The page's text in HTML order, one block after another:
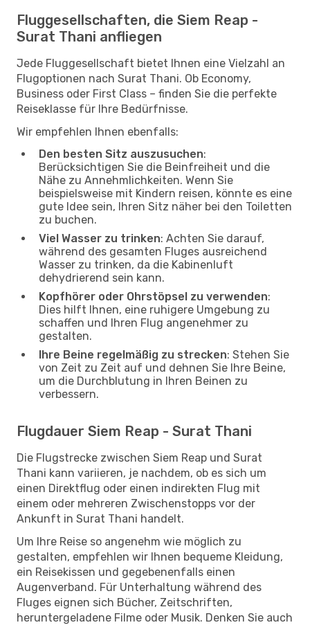
Fluggesellschaften, die Siem Reap -
Surat Thani anfliegen
Jede Fluggesellschaft bietet Ihnen eine Vielzahl an
Flugoptionen nach Surat Thani. Ob Economy,
Business oder First Class – finden Sie die perfekte
Reiseklasse für Ihre Bedürfnisse.
Wir empfehlen Ihnen ebenfalls:
Den besten Sitz auszusuchen:
Berücksichtigen Sie die Beinfreiheit und die
Nähe zu Annehmlichkeiten. Wenn Sie
beispielsweise mit Kindern reisen, könnte es eine
gute Idee sein, Ihren Sitz näher bei den Toiletten
zu buchen.
Viel Wasser zu trinken: Achten Sie darauf,
während des gesamten Fluges ausreichend
Wasser zu trinken, da die Kabinenluft
dehydrierend sein kann.
Kopfhörer oder Ohrstöpsel zu verwenden:
Dies hilft Ihnen, eine ruhigere Umgebung zu
schaffen und Ihren Flug angenehmer zu
gestalten.
Ihre Beine regelmäßig zu strecken: Stehen Sie
von Zeit zu Zeit auf und dehnen Sie Ihre Beine,
um die Durchblutung in Ihren Beinen zu
verbessern.
Flugdauer Siem Reap - Surat Thani
Die Flugstrecke zwischen Siem Reap und Surat
Thani kann variieren, je nachdem, ob es sich um
einen Direktflug oder einen indirekten Flug mit
einem oder mehreren Zwischenstopps vor der
Ankunft in Surat Thani handelt.
Um Ihre Reise so angenehm wie möglich zu
gestalten, empfehlen wir Ihnen bequeme Kleidung,
ein Reisekissen und gegebenenfalls einen
Augenverband. Für Unterhaltung während des
Fluges eignen sich Bücher, Zeitschriften,
heruntergeladene Filme oder Musik. Denken Sie auch